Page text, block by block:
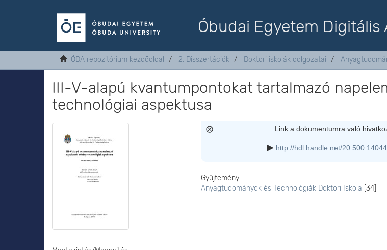
Óbudai Egyetem Digitális
ÓDA repozitórium kezdőoldal 2. Disszertációk Doktori iskolák dolgozatai
III-V-alapú kvantumpontokat tartalmazó
technológiai aspektusa
Link a dokumentumra való
http://hdl.handle.net/
Gyűjtemény
Anyagtudományok és Technológiák Doktori Iskola [34]